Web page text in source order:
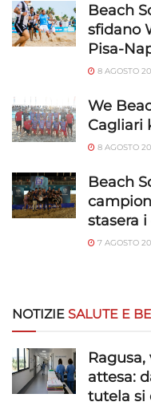
Beach
sfidano
Pisa-
8 AGOSTO
We
Cagliari
8 AGOSTO
Beach
stasera
7 AGOSTO
NOTIZIE SALUTE E
attesa:
tutela si